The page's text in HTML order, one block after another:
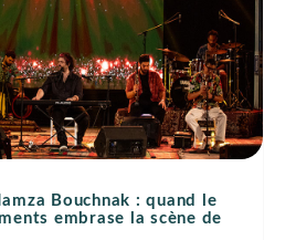
Bouchnak : quand le
embrase la scène de